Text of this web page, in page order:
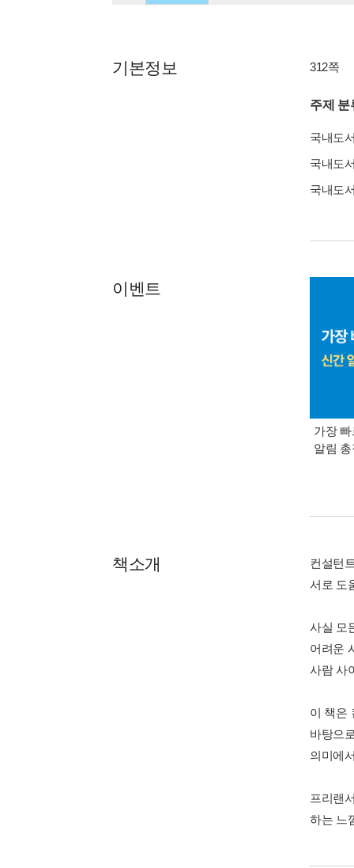
기본정보 312쪽
주제 분
국내도
국내도
국내도
이벤트
가장
알림
책소개
컨설턴
서로 도
사실 모
어려운
사람 사
이 책은
바탕으
의미에
프리랜
하는 느